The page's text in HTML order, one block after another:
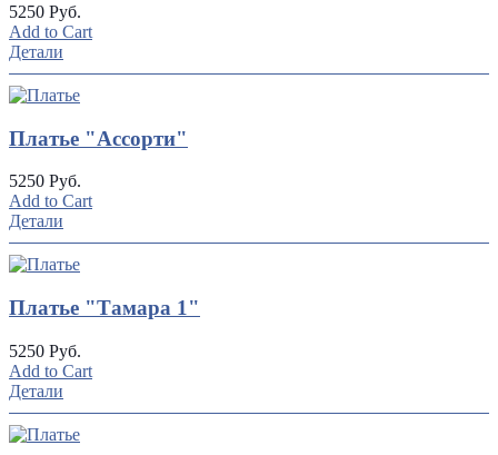
5250 Руб.
Add to Cart
Детали
Платье "Ассорти"
5250 Руб.
Add to Cart
Детали
Платье "Тамара 1"
5250 Руб.
Add to Cart
Детали